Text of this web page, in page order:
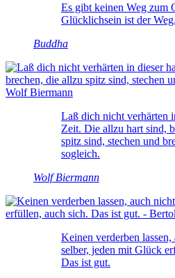
Es gibt keinen Weg zum
Glücklichsein ist der Weg.
Buddha
Laß dich nicht verhärten
Zeit. Die allzu hart sind,
spitz sind, stechen und
sogleich.
Wolf Biermann
Keinen verderben
selber, jeden mit Glück
Das ist gut.